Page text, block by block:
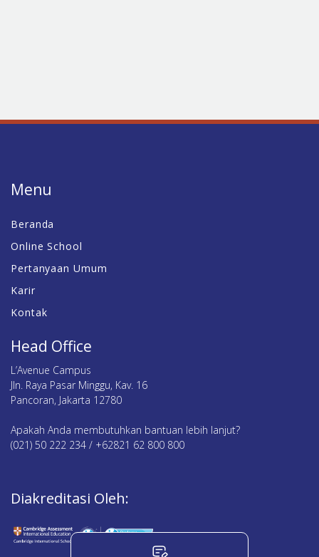
Menu
Beranda
Online School
Pertanyaan Umum
Karir
Kontak
Head Office
L’Avenue Campus
Jln. Raya Pasar Minggu, Kav. 16
Pancoran, Jakarta 12780
Apakah Anda membutuhkan bantuan lebih lanjut?
(021) 50 222 234 / +62821 62 800 800
Diakreditasi Oleh: